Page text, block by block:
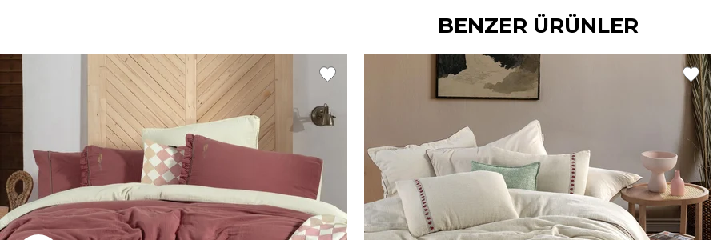
BENZER ÜRÜNLER